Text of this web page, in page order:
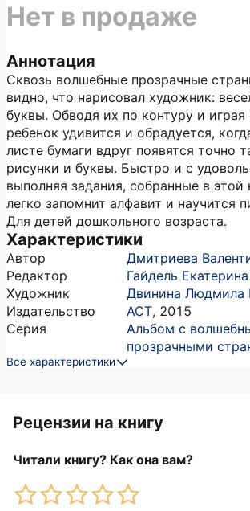
Аннотация
Сквозь волшебные прозрачные
видно, что нарисовал художник:
буквы. Обводя их по контуру и играя
ребенок удивится и обрадуется,
листе бумаги вдруг появятся точно
рисунки и буквы. Быстро и с
выполняя задания, собранные в
легко запомнит алфавит и научится
Для детей дошкольного возраста.
Характеристики
Автор
Дмитриева
Редактор
Гайдель
Художник
Двинина Людмила
Издательство
АСТ, 2015
Серия
Альбом с
прозрачными
Все характеристики
Нет в продаже
Рецензии на книгу
Читали книгу? Как она вам?